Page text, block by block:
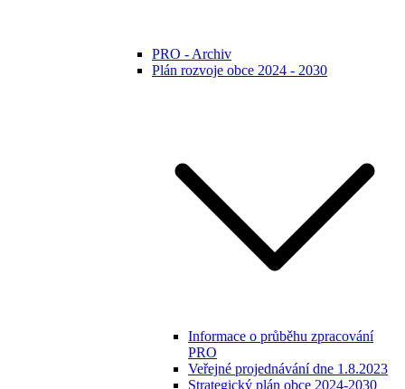
PRO - Archiv
Plán rozvoje obce 2024 - 2030
Informace o průběhu zpracování
PRO
Veřejné projednávání dne 1.8.2023
Strategický plán obce 2024-2030